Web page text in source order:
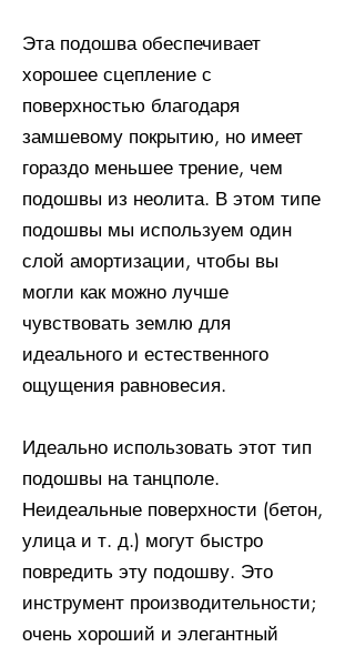
Эта подошва обеспечивает
хорошее сцепление с
поверхностью благодаря
замшевому покрытию, но имеет
гораздо меньшее трение, чем
подошвы из неолита. В этом типе
подошвы мы используем один
слой амортизации, чтобы вы
могли как можно лучше
чувствовать землю для
идеального и естественного
ощущения равновесия.
Идеально использовать этот тип
подошвы на танцполе.
Неидеальные поверхности (бетон,
улица и т. д.) могут быстро
повредить эту подошву. Это
инструмент производительности;
очень хороший и элегантный